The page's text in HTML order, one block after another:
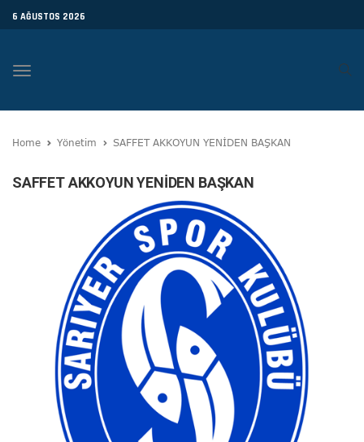
6 AĞUSTOS 2026
Toggle
Home Yönetim SAFFET AKKOYUN YENİDEN BAŞKAN
SAFFET AKKOYUN YENİDEN BAŞKAN